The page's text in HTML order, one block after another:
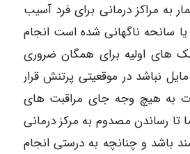
به مراکز درمانی برای فرد آسیب
یا سانحه ناگهانی شده است انجام
های اولیه برای همگان ضروری
نباشد در موقعیتی پرتنش قرار
به هیچ وجه جای مراقبت های
تا رساندن مصدوم به مرکز درمانی
باشد و چنانچه به درستی انجام